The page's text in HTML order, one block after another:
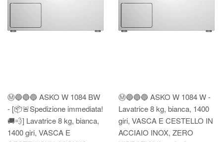
Ⓜ️🔵🔵🔵 ASKO W 1084 BW
- [📦🚨Spedizione immediata!
🚚💨] Lavatrice 8 kg, bianca,
1400 giri, VASCA E
Ⓜ️🔵🔵🔵 ASKO W 1084 W -
Lavatrice 8 kg, bianca, 1400
giri, VASCA E CESTELLO IN
ACCIAIO INOX, ZERO